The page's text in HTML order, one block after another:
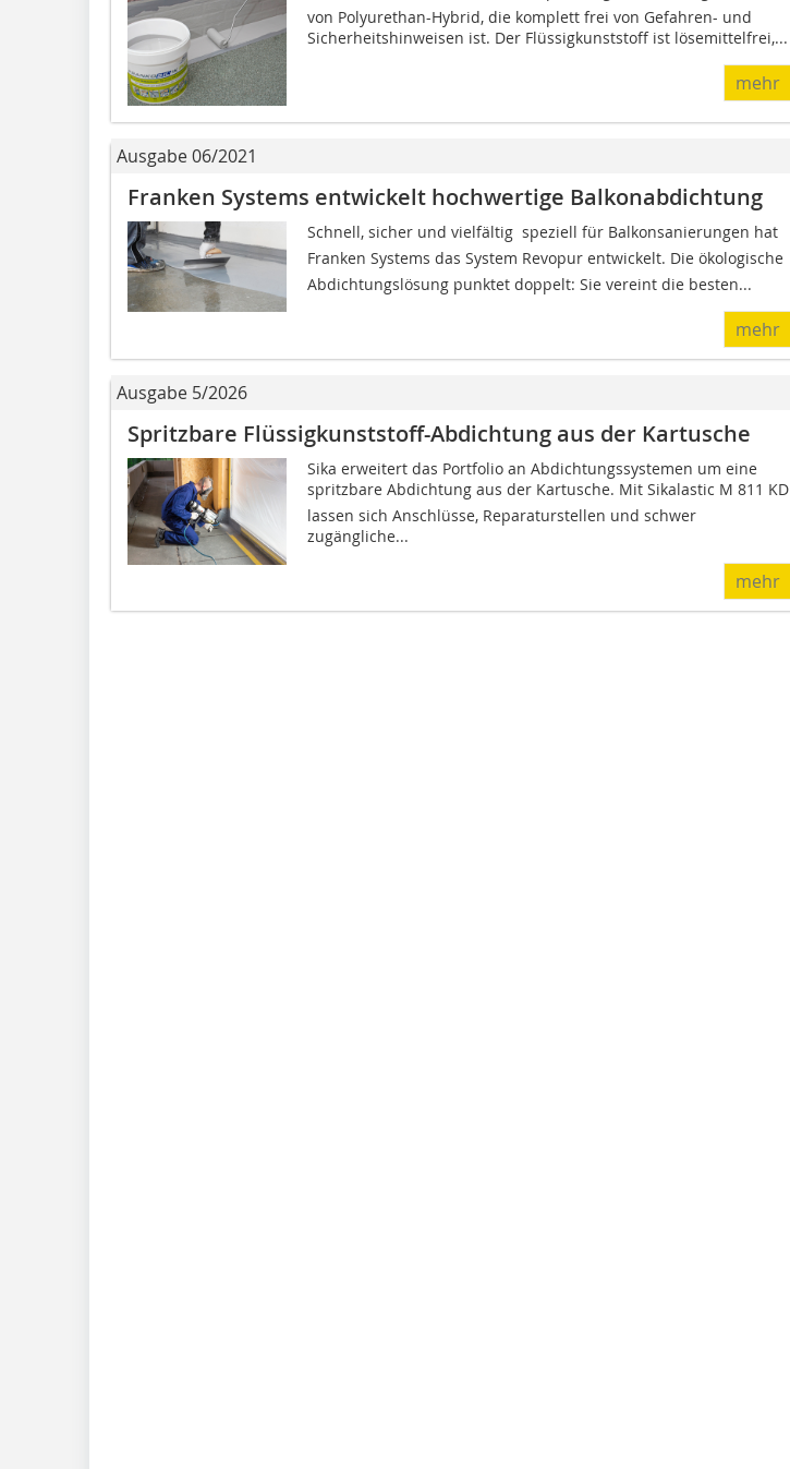
von Polyurethan-Hybrid, die komplett frei von Gefahren- und
Sicherheitshinweisen ist. Der Flüssigkunststoff ist lösemittelfrei,...
mehr
Ausgabe 06/2021
Franken Systems entwickelt hochwertige Balkonabdichtung
Schnell, sicher und vielfältig  speziell für Balkonsanierungen hat
Franken Systems das System Revopur entwickelt. Die ökologische
Abdichtungslösung punktet doppelt: Sie vereint die besten...
mehr
Ausgabe 5/2026
Spritzbare Flüssigkunststoff-Abdichtung aus der Kartusche
Sika erweitert das Portfolio an Abdichtungssystemen um eine
spritzbare Abdichtung aus der Kartusche. Mit Sikalastic M 811 KD
lassen sich Anschlüsse, Reparaturstellen und schwer
zugängliche...
mehr